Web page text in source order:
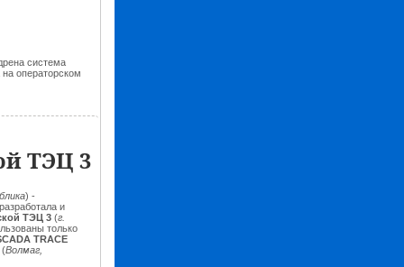
система
операторском
ТЭЦ 3
) -
и
ТЭЦ 3 (г.
только
TRACE
(Волмаг,